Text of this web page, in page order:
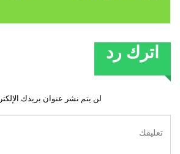
اترك رد
لن يتم نشر عنوان بريدك